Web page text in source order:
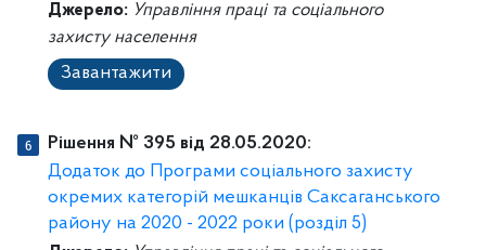
Джерело: Управління праці та соціального
захисту населення
Завантажити
Рішення № 395 від 28.05.2020:
Додаток до Програми соціального захисту
окремих категорій мешканців Саксаганського
району на 2020 - 2022 роки (розділ 5)